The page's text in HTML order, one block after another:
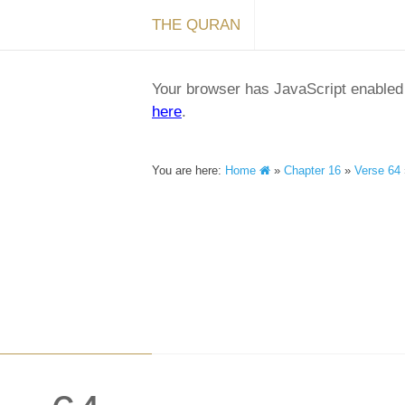
THE QURAN
Your browser has JavaScript
here.
You are here: Home » Chapter 16 » Verse 64